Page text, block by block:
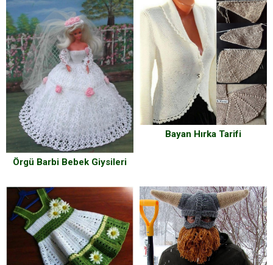
Örgü Barbi Bebek Giysileri
Bayan Hırka Tarifi